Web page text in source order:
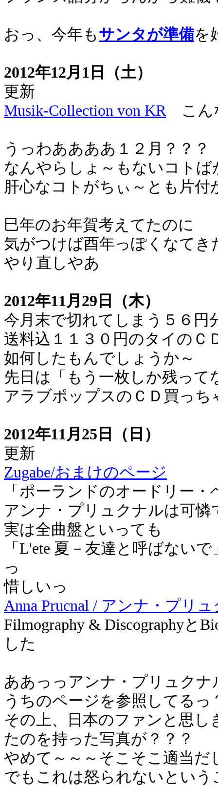
おっ、今年も サンタが準備を
2012年12月1日（土）
更新
Musik-Collection von KRこん
うっわああああ１２月？？？
なんやらしょ～もないコト
肝心なコトがちぃ～とも片付
巳年のお年賀考えてたのに
気がつけば酉年っぽくなてき
やり直しやあ
2012年11月29日（木）
今月末で切れてしまう５６
送料込１１３０円のタイのＣ
如何したもんでしょうか～
先日は「もう一枚しか残っ
アラブポップスのＣＤ買っち
2012年11月25日（日）
更新
Zugabe/おまけのページ
「ポーランドのオードリー
アンナ・プリュクナルは可憐
実は全曲盤といっても
「L'ete 夏－友達と呼ばない
っ
惜しいっ
Anna Prucnal / アンナ・プリ
Filmography & Discographyと
した
ああっっアンナ・プリュク
うちのページを参照してるっ
その上、日本のファンと思
たのを持った写真が？？？
やめて～～～そこそこ適当
でもこれは怒られないという